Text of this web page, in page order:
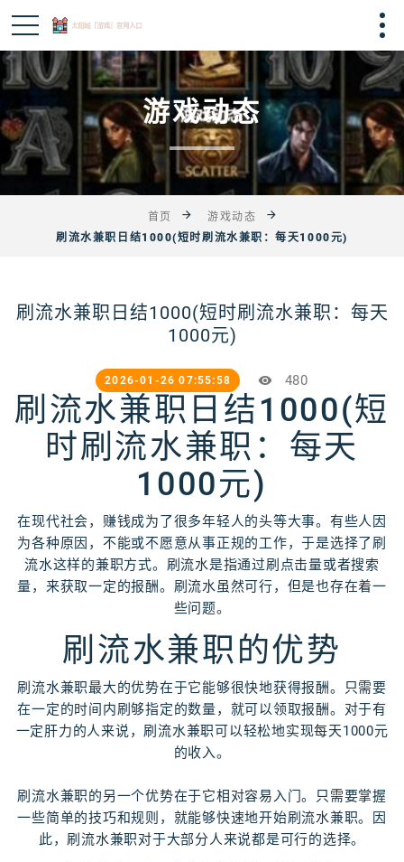
游戏动态
首页
游戏动态
刷流水兼职日结1000(短时刷流水兼职：每天1000元)
刷流水兼职日结1000(短时刷流水兼职：每天
1000元)
2026-01-26 07:55:58 480
刷流水兼职日结1000(短
时刷流水兼职：每天
1000元)
在现代社会，赚钱成为了很多年轻人的头等大事。有些人因
为各种原因，不能或不愿意从事正规的工作，于是选择了刷
流水这样的兼职方式。刷流水是指通过刷点击量或者搜索
量，来获取一定的报酬。刷流水虽然可行，但是也存在着一
些问题。
刷流水兼职的优势
刷流水兼职最大的优势在于它能够很快地获得报酬。只需要
在一定的时间内刷够指定的数量，就可以领取报酬。对于有
一定肝力的人来说，刷流水兼职可以轻松地实现每天1000元
的收入。
刷流水兼职的另一个优势在于它相对容易入门。只需要掌握
一些简单的技巧和规则，就能够快速地开始刷流水兼职。因
此，刷流水兼职对于大部分人来说都是可行的选择。